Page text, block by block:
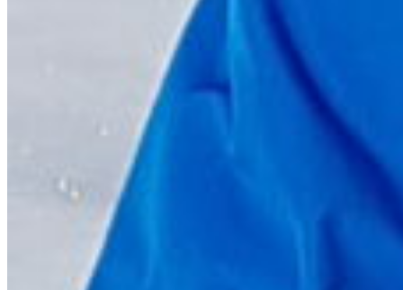
TEKNISK BAGGRUND OG DOKUMENTATION